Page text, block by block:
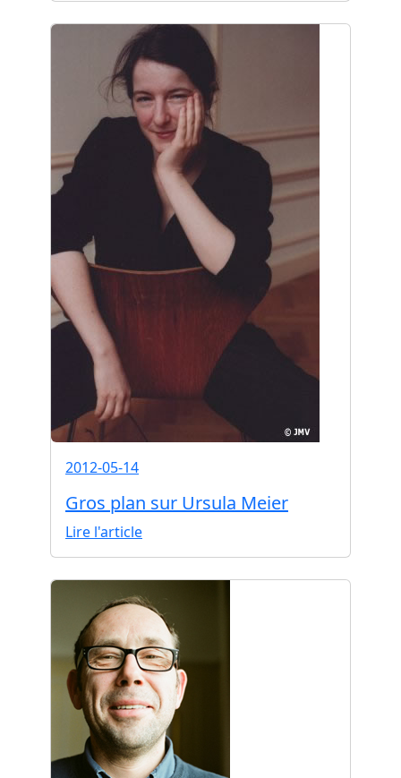
2012-05-14
Gros plan sur Ursula Meier
Lire l'article